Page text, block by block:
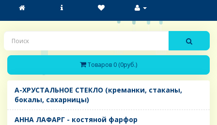
Товаров 0 (0руб.)
A-ХРУСТАЛЬНОЕ СТЕКЛО (креманки, стаканы,
бокалы, сахарницы)
AHHA ЛАФАРГ - костяной фарфор